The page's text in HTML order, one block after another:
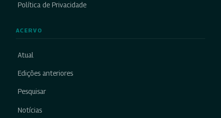
Política de Privacidade
ACERVO
Atual
Edições anteriores
Pesquisar
Notícias